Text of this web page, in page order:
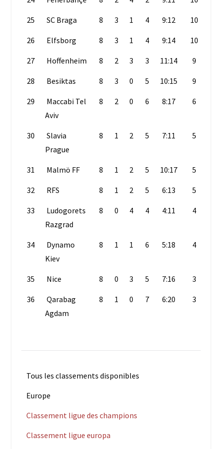
25 SC Braga 8 3 1 4 9:12 10
26 Elfsborg 8 3 1 4 9:14 10
27 Hoffenheim 8 2 3 3 11:14 9
28 Besiktas 8 3 0 5 10:15 9
29
Maccabi Tel
Aviv
8 2 0 6 8:17 6
30
Slavia
Prague
8 1 2 5 7:11 5
31 Malmö FF 8 1 2 5 10:17 5
32 RFS 8 1 2 5 6:13 5
33
Ludogorets
Razgrad
8 0 4 4 4:11 4
34
Dynamo
Kiev
8 1 1 6 5:18 4
35 Nice 8 0 3 5 7:16 3
36
Qarabag
Agdam
8 1 0 7 6:20 3
Tous les classements disponibles
Europe
Classement ligue des champions
Classement ligue europa